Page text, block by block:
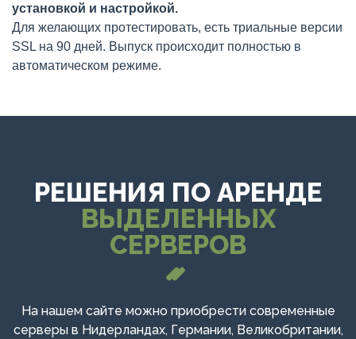
установкой и настройкой.
Для желающих протестировать, есть триальные версии
SSL на 90 дней. Выпуск происходит полностью в
автоматическом режиме.
РЕШЕНИЯ ПО АРЕНДЕ
ВЫДЕЛЕННЫХ
СЕРВЕРОВ
На нашем сайте можно приобрести современные
серверы в Нидерландах, Германии, Великобритании,